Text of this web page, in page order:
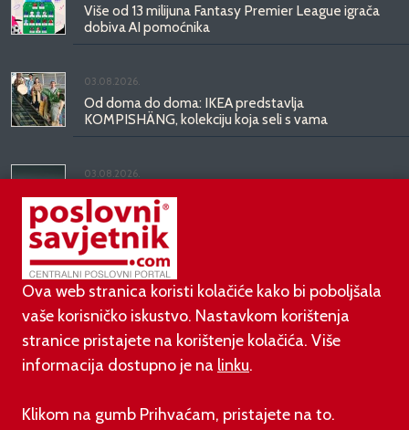
Više od 13 milijuna Fantasy Premier League igrača
dobiva AI pomoćnika
03.08.2026.
Od doma do doma: IKEA predstavlja
KOMPISHÄNG, kolekciju koja seli s vama
03.08.2026.
Kineski BYD predstavio luksuznu limuzinu veću od
Mercedesove S-klase, obećava domet do 1.000
kilometara
Ova web stranica koristi kolačiće kako bi poboljšala
vaše korisničko iskustvo. Nastavkom korištenja
stranice pristajete na korištenje kolačića. Više
informacija dostupno je na linku.
Klikom na gumb Prihvaćam, pristajete na to.